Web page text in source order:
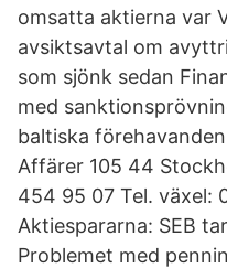
omsatta aktierna var
avsiktsavtal om
som sjönk sedan
med
baltiska
Affärer 105 44
454 95 07 Tel. växel:
Aktiespararna: SEB
Problemet med